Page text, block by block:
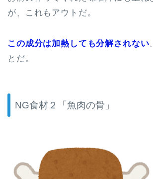
が、これもアウトだ。
この成分は加熱しても分解されない
とだ。
NG食材２「魚肉の骨」